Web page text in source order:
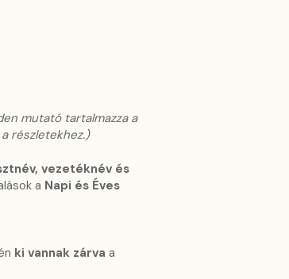
mutató tartalmazza a
részletekhez.)
vezetéknév és
a Napi és Éves
ki vannak zárva a